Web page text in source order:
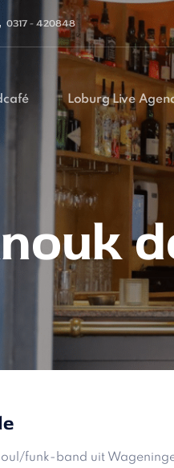
0317 - 420848
Loburg Live
funk-band uit